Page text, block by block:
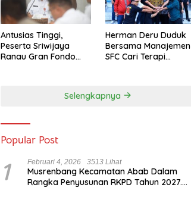
Antusias Tinggi,
Peserta Sriwijaya
Ranau Gran Fondo
Herman Deru Duduk
Bersama Manajemen
SFC Cari Terapi
Selengkapnya
Popular Post
1 Februari 4, 2026 3513 Lihat
Musrenbang Kecamatan Abab Dalam
Rangka Penyusunan RKPD Tahun 2027.